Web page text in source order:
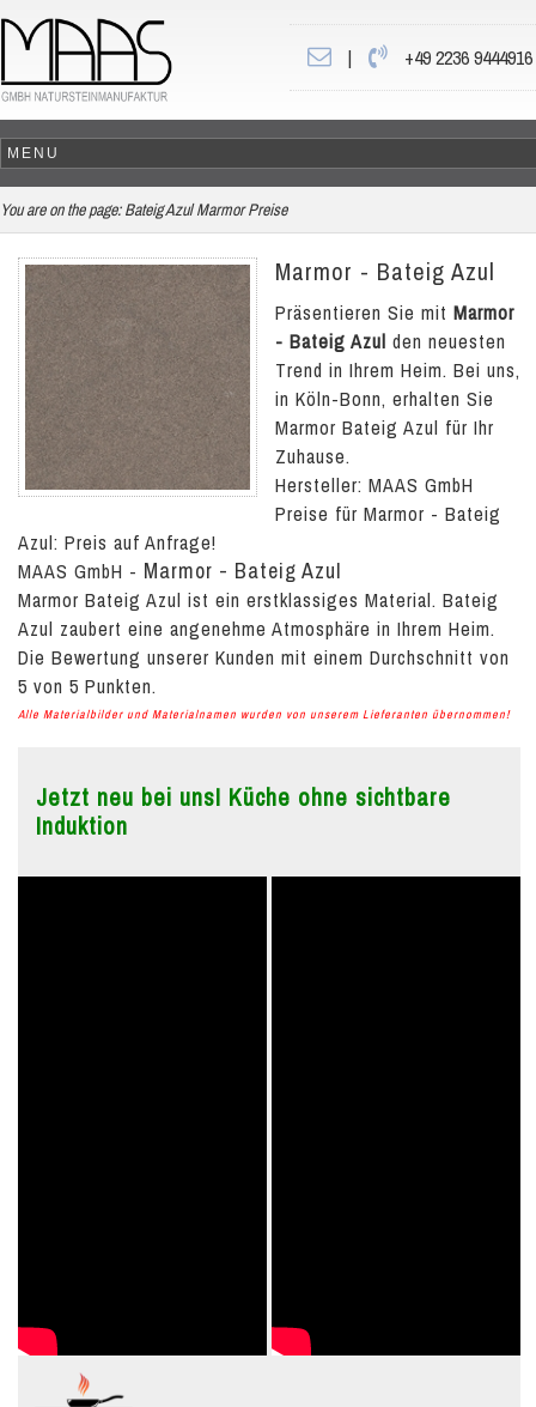
| +49 2236 9444916
You are on the page: Bateig Azul Marmor Preise
Marmor - Bateig Azul
Präsentieren Sie mit Marmor
- Bateig Azul den neuesten
Trend in Ihrem Heim. Bei uns,
in Köln-Bonn, erhalten Sie
Marmor Bateig Azul für Ihr
Zuhause.
Hersteller: MAAS GmbH
Preise für Marmor - Bateig
Azul: Preis auf Anfrage!
MAAS GmbH - Marmor - Bateig Azul
Marmor Bateig Azul ist ein erstklassiges Material. Bateig
Azul zaubert eine angenehme Atmosphäre in Ihrem Heim.
Die Bewertung unserer Kunden mit einem Durchschnitt von
5 von 5 Punkten.
Alle Materialbilder und Materialnamen wurden von unserem Lieferanten übernommen!
Jetzt neu bei uns! Küche ohne sichtbare
Induktion